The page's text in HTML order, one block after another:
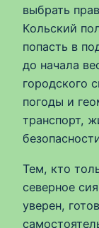
выбрать
Кольский
попасть в
до начала
городского
погоды и
транспорт,
Тем, кто
северное
уверен,